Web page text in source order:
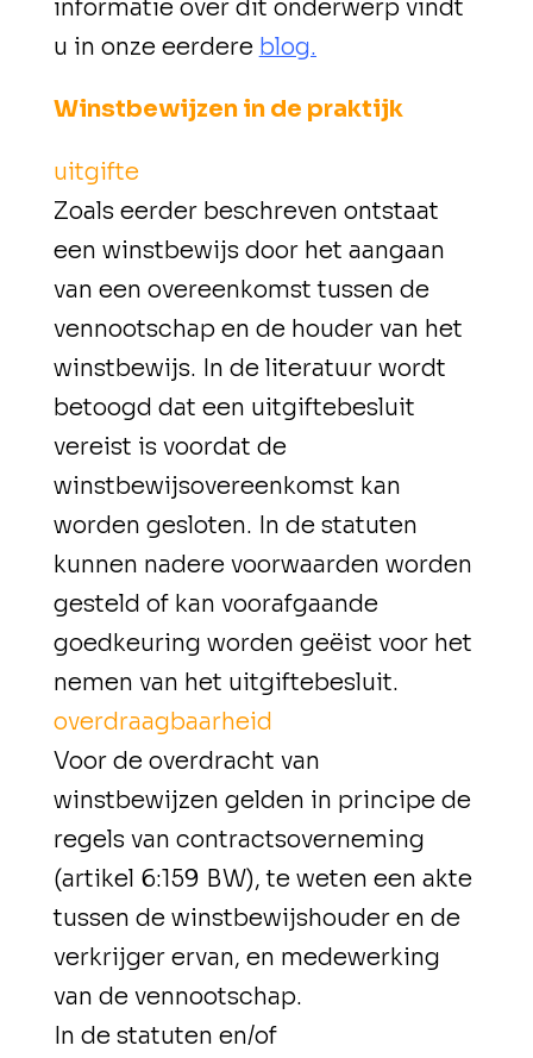
informatie over dit onderwerp vindt
u in onze eerdere blog.
Winstbewijzen in de praktijk
uitgifte
Zoals eerder beschreven ontstaat
een winstbewijs door het aangaan
van een overeenkomst tussen de
vennootschap en de houder van het
winstbewijs. In de literatuur wordt
betoogd dat een uitgiftebesluit
vereist is voordat de
winstbewijsovereenkomst kan
worden gesloten. In de statuten
kunnen nadere voorwaarden worden
gesteld of kan voorafgaande
goedkeuring worden geëist voor het
nemen van het uitgiftebesluit.
overdraagbaarheid
Voor de overdracht van
winstbewijzen gelden in principe de
regels van contractsoverneming
(artikel 6:159 BW), te weten een akte
tussen de winstbewijshouder en de
verkrijger ervan, en medewerking
van de vennootschap.
In de statuten en/of